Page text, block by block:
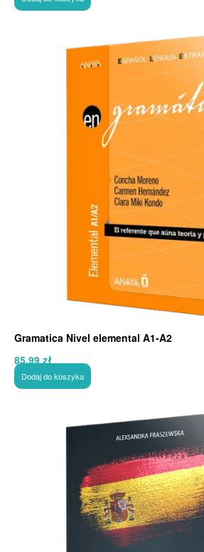
Gramatica Nivel elemental A1-A2
85,99zł
Dodaj do koszyka